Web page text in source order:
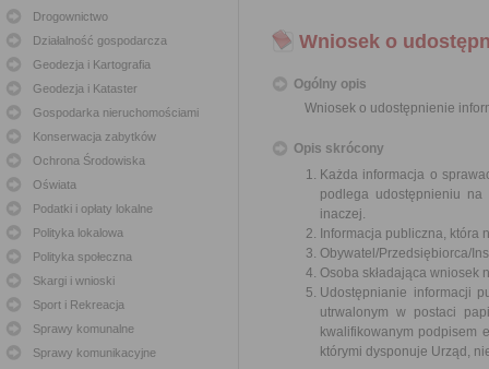
Drogownictwo
Działalność gospodarcza
Geodezja i Kartografia
Geodezja i Kataster
Gospodarka nieruchomościami
Konserwacja zabytków
Ochrona Środowiska
Oświata
Podatki i opłaty lokalne
Polityka lokalowa
Polityka społeczna
Skargi i wnioski
Sport i Rekreacja
Sprawy komunalne
Sprawy komunikacyjne
Wniosek o
Ogólny opis
Wniosek o udostępnienie
Opis skrócony
Każda informacja o
podlega udostępnieniu
inaczej.
Informacja publiczna, która
Obywatel/Przedsiębiorca/
Osoba składająca wniosek
Udostępnianie informacji
utrwalonym w postaci
kwalifikowanym podpisem
którymi dysponuje Urząd,